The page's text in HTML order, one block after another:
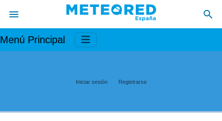
Menú Principal
Iniciar sesión Registrarse